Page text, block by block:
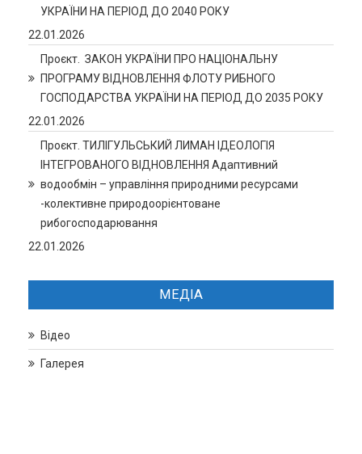
УКРАЇНИ НА ПЕРІОД ДО 2040 РОКУ
22.01.2026
Проєкт. ЗАКОН УКРАЇНИ ПРО НАЦІОНАЛЬНУ
ПРОГРАМУ ВІДНОВЛЕННЯ ФЛОТУ РИБНОГО
ГОСПОДАРСТВА УКРАЇНИ НА ПЕРІОД ДО 2035 РОКУ
22.01.2026
Проєкт. ТИЛІГУЛЬСЬКИЙ ЛИМАН ІДЕОЛОГІЯ
ІНТЕГРОВАНОГО ВІДНОВЛЕННЯ Адаптивний
водообмін – управління природними ресурсами
-колективне природоорієнтоване
рибогосподарювання
22.01.2026
МЕДІА
Відео
Галерея